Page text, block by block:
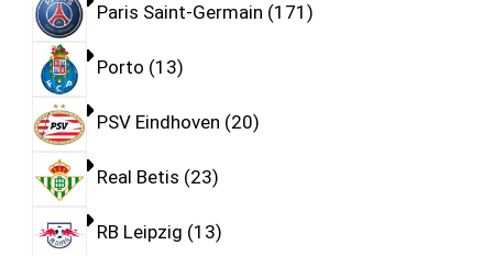
Paris Saint-Germain 171
Porto 13
PSV Eindhoven 20
Real Betis 23
RB Leipzig 13